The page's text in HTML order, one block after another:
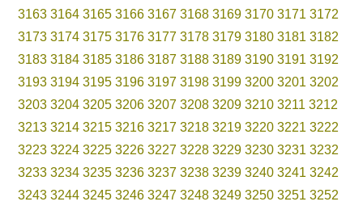
3163 3164 3165 3166 3167 3168 3169 3170 3171 3172
3173 3174 3175 3176 3177 3178 3179 3180 3181 3182
3183 3184 3185 3186 3187 3188 3189 3190 3191 3192
3193 3194 3195 3196 3197 3198 3199 3200 3201 3202
3203 3204 3205 3206 3207 3208 3209 3210 3211 3212
3213 3214 3215 3216 3217 3218 3219 3220 3221 3222
3223 3224 3225 3226 3227 3228 3229 3230 3231 3232
3233 3234 3235 3236 3237 3238 3239 3240 3241 3242
3243 3244 3245 3246 3247 3248 3249 3250 3251 3252